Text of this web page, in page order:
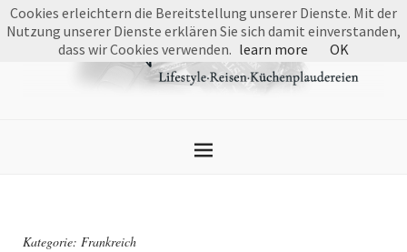
Kategorie: Frankreich
Cookies erleichtern die Bereitstellung unserer Dienste. Mit der
Nutzung unserer Dienste erklären Sie sich damit einverstanden,
dass wir Cookies verwenden. learn more OK